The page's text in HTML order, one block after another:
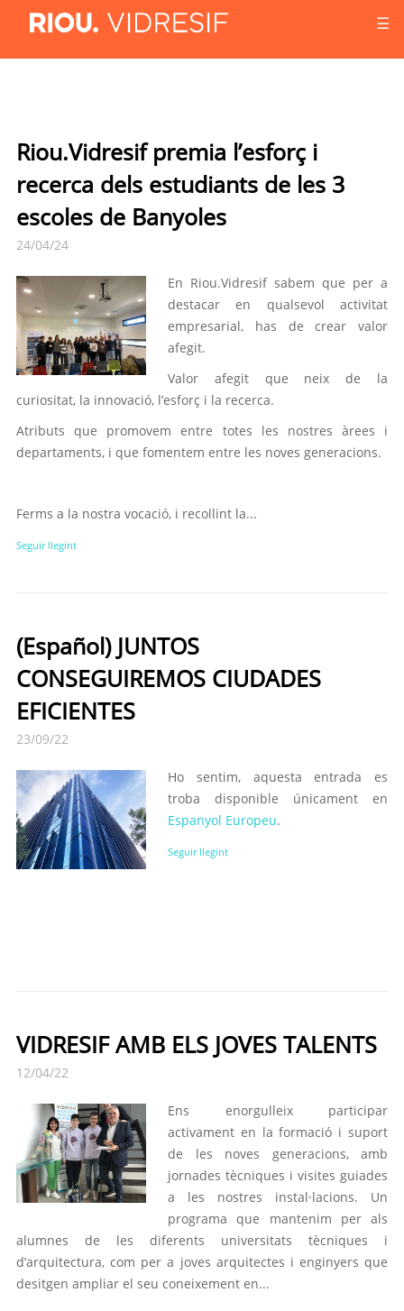
☰
Riou.Vidresif premia l’esforç i
recerca dels estudiants de les 3
escoles de Banyoles
24/04/24
En Riou.Vidresif sabem que per a
destacar en qualsevol activitat
empresarial, has de crear valor
afegit.
Valor afegit que neix de la
curiositat, la innovació, l’esforç i la recerca.
Atributs que promovem entre totes les nostres àrees i
departaments, i que fomentem entre les noves generacions.
Ferms a la nostra vocació, i recollint la...
Seguir llegint
(Español) JUNTOS
CONSEGUIREMOS CIUDADES
EFICIENTES
23/09/22
Ho sentim, aquesta entrada es
troba disponible únicament en
Espanyol Europeu.
Seguir llegint
VIDRESIF AMB ELS JOVES TALENTS
12/04/22
Ens enorgulleix participar
activament en la formació i suport
de les noves generacions, amb
jornades tècniques i visites guiades
a les nostres instal·lacions. Un
programa que mantenim per als
alumnes de les diferents universitats tècniques i
d’arquitectura, com per a joves arquitectes i enginyers que
desitgen ampliar el seu coneixement en...